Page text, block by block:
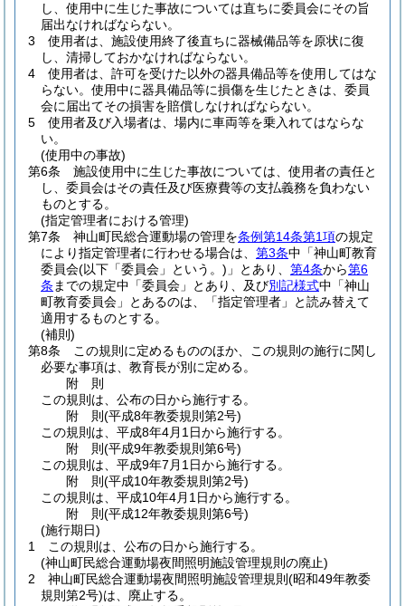
し、使用中に生じた事故については直ちに委員会にその旨
届出なければならない。
3
使用者は、施設使用終了後直ちに器械備品等を原状に復
し、清掃しておかなければならない。
4
使用者は、許可を受けた以外の器具備品等を使用してはな
らない。 使用中に器具備品等に損傷を生じたときは、委員
会に届出てその損害を賠償しなければならない。
5
使用者及び入場者は、場内に車両等を乗入れてはならな
い。
(使用中の事故)
第6条
施設使用中に生じた事故については、使用者の責任と
し、委員会はその責任及び医療費等の支払義務を負わない
ものとする。
(指定管理者における管理)
第7条
神山町民総合運動場の管理を条例第14条第1項の規定
により指定管理者に行わせる場合は、 第3条中「神山町教育
委員会(以下「委員会」という。) 」とあり、 第4条から第6
条 までの規定中「委員会」とあり、及び別記様式中「神山
町教育委員会」とあるのは、「指定管理者」と読み替えて
適用するものとする。
(補則)
第8条
この規則に定めるもののほか、この規則の施行に関し
必要な事項は、教育長が別に定める。
附 則
この規則は、公布の日から施行する。
附 則(平成8年教委規則第2号)
この規則は、平成8年4月1日から施行する。
附 則(平成9年教委規則第6号)
この規則は、平成9年7月1日から施行する。
附 則(平成10年教委規則第2号)
この規則は、平成10年4月1日から施行する。
附 則(平成12年教委規則第6号)
(施行期日)
1
この規則は、公布の日から施行する。
(神山町民総合運動場夜間照明施設管理規則の廃止)
2
神山町民総合運動場夜間照明施設管理規則 (昭和49年教委
規則第2号)は、廃止する。